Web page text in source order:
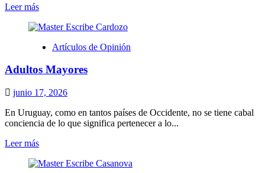
Leer másLeer
sobre
ADMINISTRATIVA
ARBITRARIA
INACEPTABLE
Artículos de Opinión
Adultos Mayores
junio 17, 2026
En Uruguay, como en tantos países de Occidente, no se tiene cabal
conciencia de lo que significa pertenecer a lo...
Leer másLeer
sobre